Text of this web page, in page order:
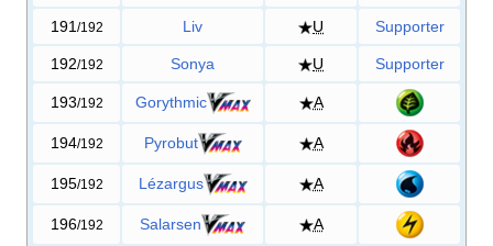
191 /192 Liv U Supporter
192/192 Sonya U Supporter
193/192 Gorythmic A
194/192 Pyrobut A
195/192 Lézargus A
196/192 Salarsen A